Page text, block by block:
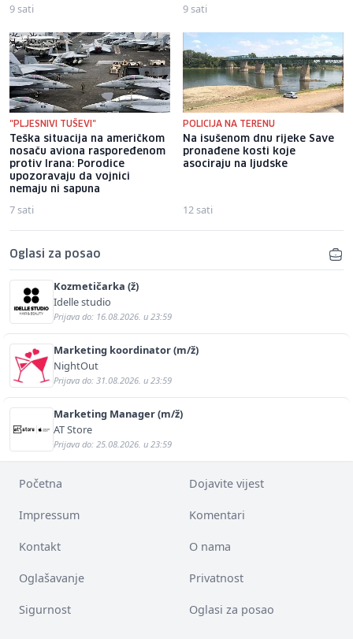
9 sati 9 sati
"PLJESNIVI TUŠEVI"
Teška situacija na američkom
nosaču aviona raspoređenom
protiv Irana: Porodice
upozoravaju da vojnici
nemaju ni sapuna
7 sati
POLICIJA NA TERENU
Na isušenom dnu rijeke Save
pronađene kosti koje
asociraju na ljudske
12 sati
Oglasi za posao
Kozmetičarka (ž)
Idelle studio
Prijava do: 16.08.2026. u 23:59
Marketing koordinator (m/ž)
NightOut
Prijava do: 31.08.2026. u 23:59
Marketing Manager (m/ž)
AT Store
Prijava do: 25.08.2026. u 23:59
Početna Dojavite vijest
Impressum Komentari
Kontakt O nama
Oglašavanje Privatnost
Sigurnost Oglasi za posao